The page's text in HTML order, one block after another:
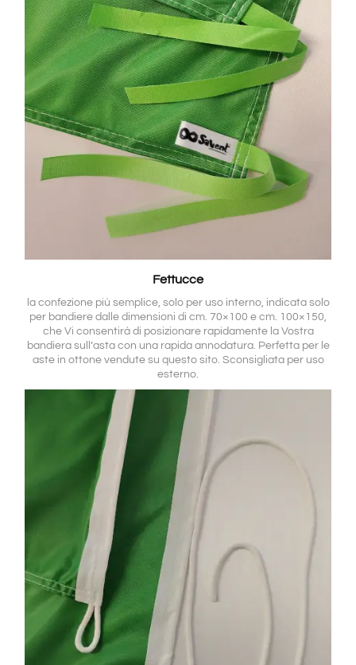
Fettucce
la confezione più semplice, solo per uso interno, indicata solo
per bandiere dalle dimensioni di cm. 70×100 e cm. 100×150,
che Vi consentirà di posizionare rapidamente la Vostra
bandiera sull’asta con una rapida annodatura. Perfetta per le
aste in ottone vendute su questo sito. Sconsigliata per uso
esterno.